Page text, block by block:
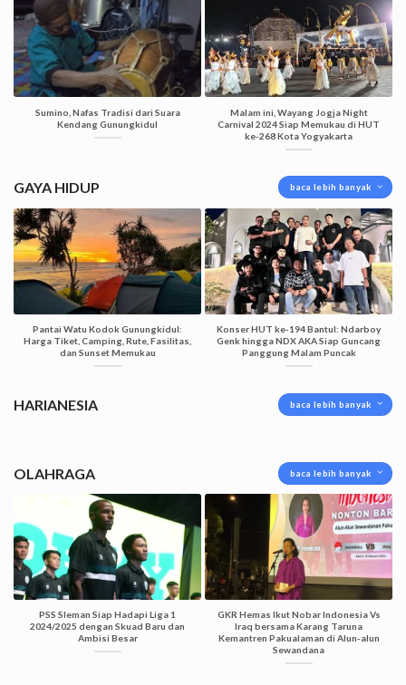
Sumino, Nafas Tradisi dari Suara
Kendang Gunungkidul
Malam ini, Wayang Jogja Night
Carnival 2024 Siap Memukau di HUT
ke-268 Kota Yogyakarta
GAYA HIDUP baca lebih banyak
Pantai Watu Kodok Gunungkidul:
Harga Tiket, Camping, Rute, Fasilitas,
dan Sunset Memukau
Konser HUT ke-194 Bantul: Ndarboy
Genk hingga NDX AKA Siap Guncang
Panggung Malam Puncak
HARIANESIA baca lebih banyak
OLAHRAGA baca lebih banyak
PSS Sleman Siap Hadapi Liga 1
2024/2025 dengan Skuad Baru dan
Ambisi Besar
GKR Hemas Ikut Nobar Indonesia Vs
Iraq bersama Karang Taruna
Kemantren Pakualaman di Alun-alun
Sewandana